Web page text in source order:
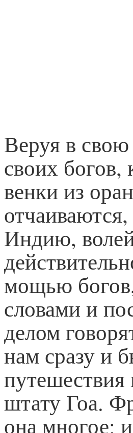
Веруя в
своих богов,
венки из
Индию,
мощью
словами и
делом
нам сразу и
штату Гоа.
она многое: